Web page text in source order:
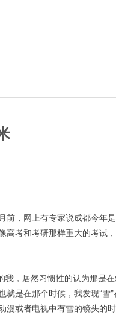
，网上有专家说成都今年
考和考研那样重大的考试
，居然习惯性的认为那是
是在那个时候，我发现“雪
或者电视中有雪的镜头的